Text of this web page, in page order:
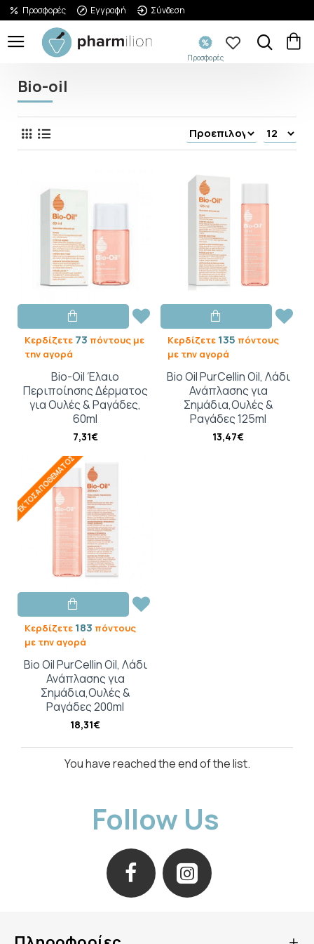
Προσφορές Εγγραφή Σύνδεση
Προσφορές
Bio-oil
Κερδίζετε 73 πόντους με
την αγορά
Bio-Oil Έλαιο
Περιποίησης Δέρματος
για Ουλές & Ραγάδες,
60ml
7,31€
Κερδίζετε 135 πόντους
με την αγορά
Bio Oil PurCellin Oil, Λάδι
Ανάπλασης για
Σημάδια,Ουλές &
Ραγάδες 125ml
13,47€
ΕΚΤΌΣ ΑΠΟΘΈΜΑΤΟΣ
Κερδίζετε 183 πόντους
με την αγορά
Bio Oil PurCellin Oil, Λάδι
Ανάπλασης για
Σημάδια,Ουλές &
Ραγάδες 200ml
18,31€
You have reached the end of the list.
Follow Us